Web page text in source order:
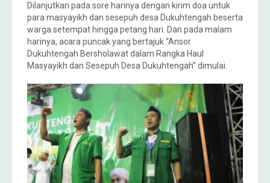
Dilanjutkan pada sore harinya dengan kirim doa untuk
para masyayikh dan sesepuh desa Dukuhtengah beserta
warga setempat hingga petang hari. Dan pada malam
harinya, acara puncak yang bertajuk “Ansor
Dukuhtengah Bersholawat dalam Rangka Haul
Masyayikh dan Sesepuh Desa Dukuhtengah” dimulai.